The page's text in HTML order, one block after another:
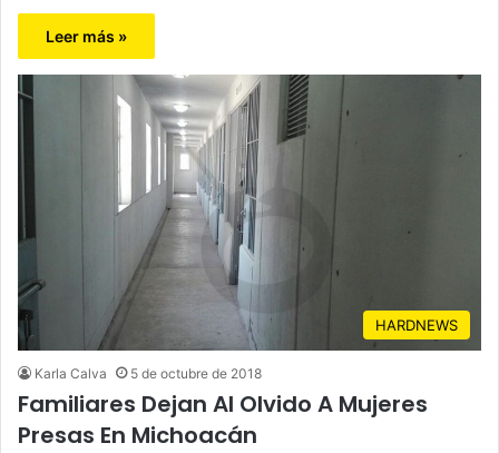
Leer más »
HARDNEWS
Karla Calva 5 de octubre de 2018
Familiares Dejan Al Olvido A Mujeres
Presas En Michoacán